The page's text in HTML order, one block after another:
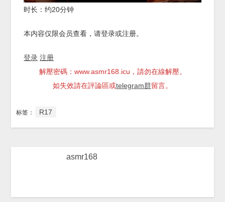
时长：约20分钟
本内容仅限会员查看，请登录或注册。
登录 注册
解壓密碼：www.asmr168.icu，請勿在線解壓。
如失效請在評論區或telegram群留言。
标签： R17
asmr168